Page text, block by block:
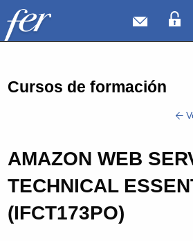
Cursos de formación
AMAZON WEB
TECHNICAL
(IFCT173PO)